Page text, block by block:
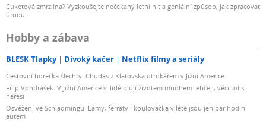
Cuketová zmrzlina? Vyzkoušejte nečekaný letní hit a geniální způsob, jak zpracovat
úrodu
Hobby a zábava
BLESK Tlapky Divoký kačer Netflix filmy a seriály
Cestovní horečka šlechty: Chuďas z Klatovska otrokářem v Jižní Americe
Filip Vondrášek: V Jižní Americe si lidé plují životem mnohem lehčeji, věci tolik
neřeší
Osvěžení ve Schladmingu: Lamy, ferraty i koulovačka v létě jsou jen pár hodin
autem